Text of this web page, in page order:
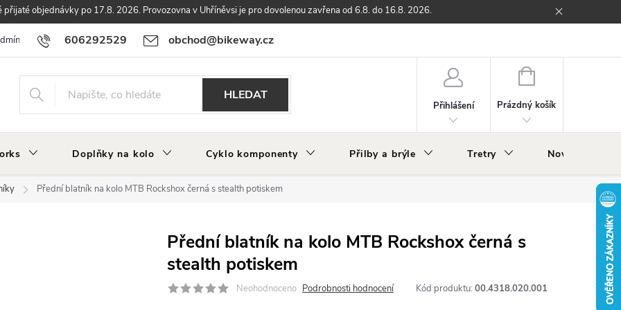
objednávky po 17.8. 2026. Provozovna v Uhříněvsi je pro dovolenou zavřena od 6.8. do 16.8. 2026.
606292529 obchod@bikeway.cz
Podmínky ochrany osobních údajů Vrácení a reklamace zboží
HLEDAT
Přihlášení
NÁKUPNÍ
Prázdný košík
Doplňky na kolo Cyklo komponenty Přilby a brýle Tretry Nově v
Přední blatník na kolo MTB Rockshox černá s stealth potiskem
Přední blatník na kolo MTB Rockshox černá s
stealth potiskem
Neohodnoceno Podrobnosti hodnocení Kód produktu: 00.4318.020.001